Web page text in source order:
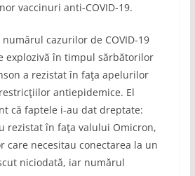
vaccinuri anti-COVID-19.
cazurilor de COVID-19
explozivă în timpul sărbătorilor
a rezistat în faţa apelurilor
antiepidemice. El
că faptele i-au dat dreptate:
rezistat în faţa valului Omicron,
care necesitau conectarea la un
niciodată, iar numărul